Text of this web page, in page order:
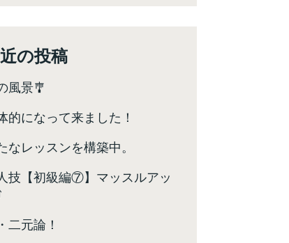
の投稿
風景🎐
的になって来ました！
なレッスンを構築中。
技【初級編⑦】マッスルアッ
二元論！